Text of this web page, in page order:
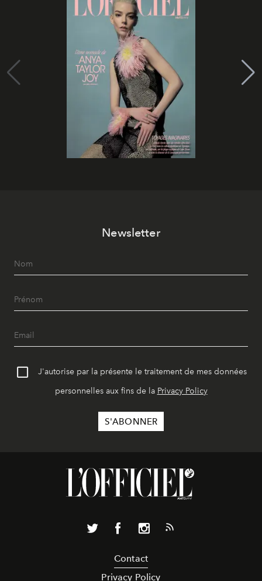
Newsletter
J'autorise par la présente le traitement de mes données
personnelles aux fins de la Privacy Policy
Contact
Privacy Policy